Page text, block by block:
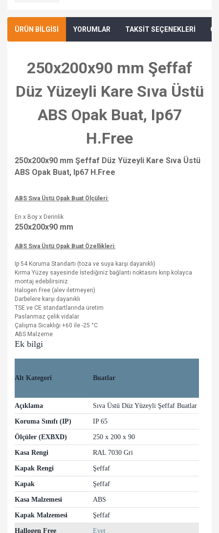
ÜRÜN BİLGİSİ YORUMLAR TAKSİT SEÇENEKLERİ
250x200x90 mm Şeffaf
Düz Yüzeyli Kare Sıva Üstü
ABS Opak Buat, Ip67
H.Free
250x200x90 mm Şeffaf Düz Yüzeyli Kare Sıva Üstü
ABS Opak Buat, Ip67 H.Free
ABS Sıva Üstü Opak Buat Ölçüleri:
En x Boy x Derinlik
250x200x90 mm
ABS Sıva Üstü Opak Buat Özellikleri:
Ip 54 Koruma Standartı (toza ve suya karşı dayanıklı)
Kırma Yüzey sayesinde İstediğiniz bağlantı noktasını kırıp kolayca
montaj edebilirsiniz
Halogen Free (alev iletmeyen)
Darbelere karşı dayanıklı
TSE ve CE standartlarında üretim
Paslanmaz çelik vidalar
Çalışma Sıcaklığı +60 ile -25 °C
ABS Malzeme
Ek bilgi
Alt Kategori Buatlar
Açıklama Sıva Üstü Düz Yüzeyli Şeffaf Buatlar
Koruma Sınıfı (IP) IP 65
Ölçüler (EXBXD) 250 x 200 x 90
Kasa Rengi RAL 7030 Gri
Kapak Rengi Şeffaf
Kapak Şeffaf
Kasa Malzemesi ABS
Kapak Malzemesi Şeffaf
Hallogen Free Evet